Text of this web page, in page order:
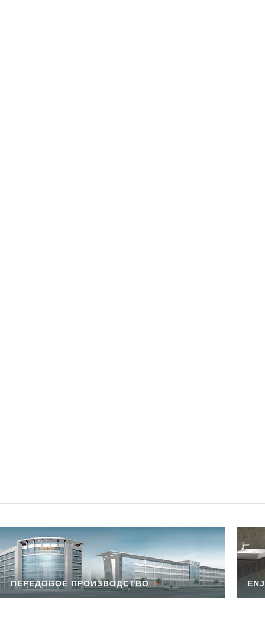
ПЕРЕДОВОЕ ПРОИЗВОДСТВО